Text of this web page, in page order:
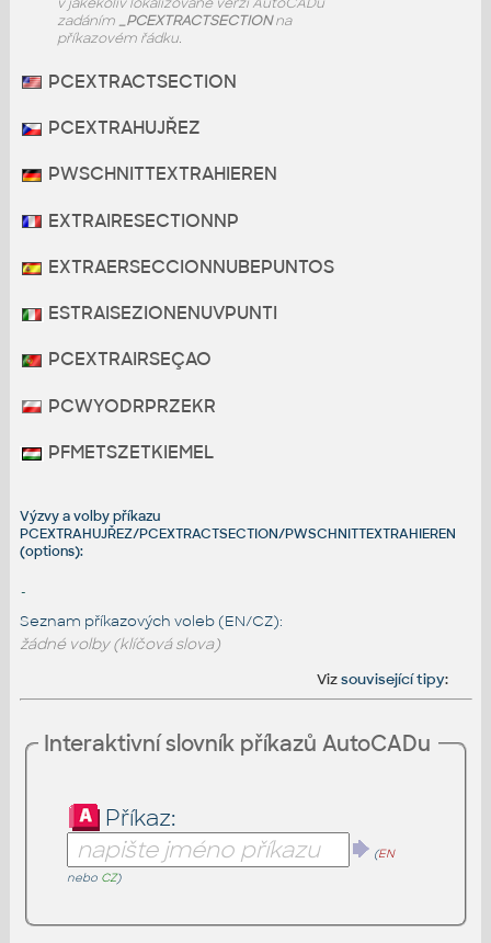
zadáním _PCEXTRACTSECTIONna
příkazovém řádku.
PCEXTRACTSECTION
PCEXTRAHUJŘEZ
PWSCHNITTEXTRAHIEREN
EXTRAIRESECTIONNP
EXTRAERSECCIONNUBEPUNTOS
ESTRAISEZIONENUVPUNTI
PCEXTRAIRSEÇAO
PCWYODRPRZEKR
PFMETSZETKIEMEL
Výzvy a volby příkazu
PCEXTRAHUJŘEZ/PCEXTRACTSECTION/PWSCHNITTEXTRAHIEREN
(options):
-
Seznam příkazových voleb (EN/CZ):
žádné volby (klíčová slova)
Vizsouvisející tipy:
Interaktivní slovník příkazů AutoCADu
Příkaz:
(EN
nebo CZ)